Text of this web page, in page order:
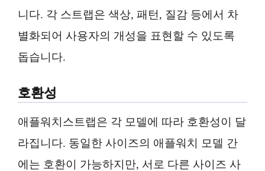
니다. 각 스트랩은 색상, 패턴, 질감 등에서 차
별화되어 사용자의 개성을 표현할 수 있도록
돕습니다.
호환성
애플워치스트랩은 각 모델에 따라 호환성이 달
라집니다. 동일한 사이즈의 애플워치 모델 간
에는 호환이 가능하지만, 서로 다른 사이즈 사